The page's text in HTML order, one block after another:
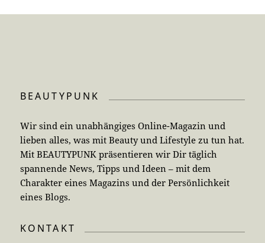
BEAUTYPUNK
Wir sind ein unabhängiges Online-Magazin und
lieben alles, was mit Beauty und Lifestyle zu tun hat.
Mit BEAUTYPUNK präsentieren wir Dir täglich
spannende News, Tipps und Ideen – mit dem
Charakter eines Magazins und der Persönlichkeit
eines Blogs.
KONTAKT